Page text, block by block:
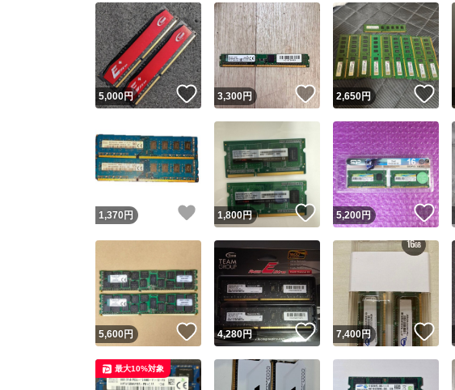
Yahoo!フリマが定めた一定
安心取引出品者
5,000円 いいね！
3,300円 いいね！
2,650円 い
1,370 円 いいね！
1,800円 いいね！
5,200円 い
5,600円 いいね！
4,280円 いいね！
7,400円
最大10%対象